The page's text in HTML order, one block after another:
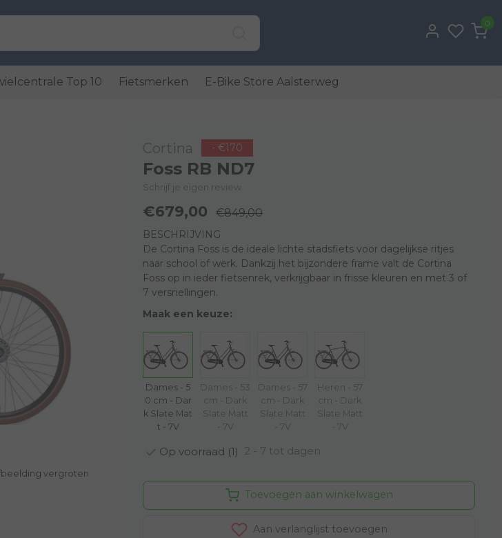
0
Top 10 Fietsmerken E-Bike Store Aalsterweg
vergroten
Cortina - €170
Foss RB ND7
Schrijf je eigen review
€679,00 €849,00
BESCHRIJVING
De Cortina Foss is de ideale lichte stadsfiets voor dagelijkse ritjes
naar school of werk. Dankzij het bijzondere frame valt de Cortina
Foss op in ieder fietsenrek, verkrijgbaar in frisse kleuren en met 3 of
7 versnellingen.
Maak een keuze:
Dames - 5
0 cm - Dar
k Slate Mat
t - 7V
Dames - 53
cm - Dark
Slate Matt
- 7V
Dames - 57
cm - Dark
Slate Matt
- 7V
Heren - 57
cm - Dark
Slate Matt
- 7V
Op voorraad (1) 2 - 7 tot dagen
Toevoegen aan winkelwagen
Aan verlanglijst toevoegen